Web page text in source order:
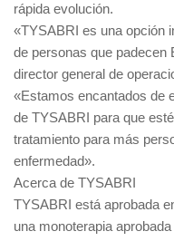
rápida evolución.
«TYSABRI es una opción
de personas que padecen
director general de
«Estamos encantados de
de TYSABRI para que
tratamiento para más
enfermedad».
Acerca de TYSABRI
TYSABRI está aprobada
una monoterapia